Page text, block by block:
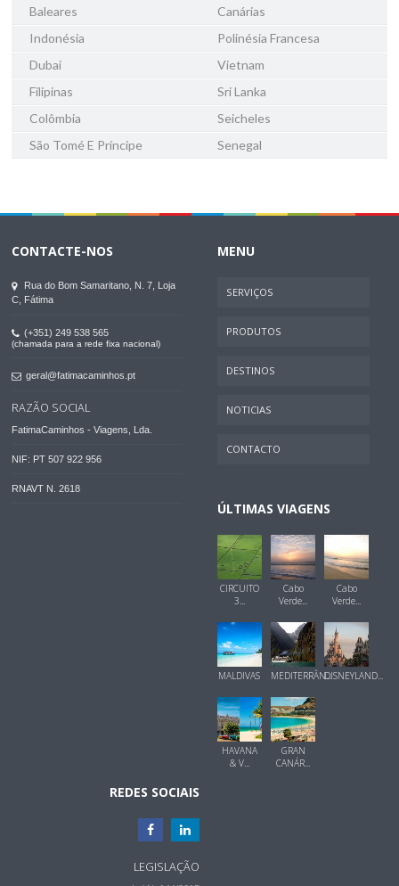
Baleares
Canárias
Indonésia
Polinésia Francesa
Dubai
Vietnam
Filipinas
Sri Lanka
Colômbia
Seicheles
São Tomé E Príncipe
Senegal
CONTACTE-NOS
Rua do Bom Samaritano, N. 7, Loja
C, Fátima
(+351) 249 538 565
(chamada para a rede fixa nacional)
geral@fatimacaminhos.pt
RAZÃO SOCIAL
FatimaCaminhos - Viagens, Lda.
NIF: PT 507 922 956
RNAVT N. 2618
MENU
SERVIÇOS
PRODUTOS
DESTINOS
NOTICIAS
CONTACTO
ÚLTIMAS VIAGENS
CIRCUITO
3...
Cabo
Verde...
Cabo
Verde...
MALDIVAS MEDITERRÂN...DISNEYLAND...
HAVANA
& V...
GRAN
CANÁR...
REDES SOCIAIS
LEGISLAÇÃO